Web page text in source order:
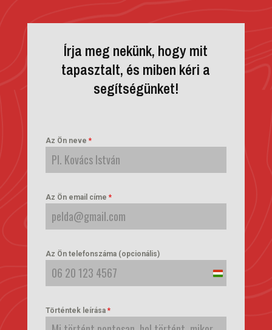
Írja meg nekünk, hogy mit
tapasztalt, és miben kéri a
segítségünket!
Az Ön neve *
Az Ön email címe *
Az Ön telefonszáma (opcionális)
Hungary
Történtek leírása *